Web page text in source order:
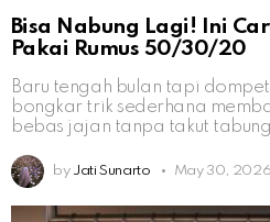
Bisa Nabung Lagi! Ini
Pakai Rumus 50/30/20
Baru tengah bulan tapi dompet
bongkar trik sederhana
bebas jajan tanpa takut
by Jati Sunarto May 30,